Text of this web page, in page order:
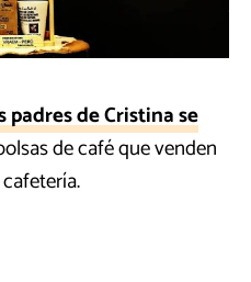
padres de Cristina se
de café que venden